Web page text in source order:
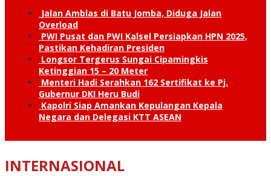
Jalan Amblas di Batu Jomba, Diduga Jalan
Overload
PWI Pusat dan PWI Kalsel Persiapkan HPN 2025,
Pastikan Kehadiran Presiden
Longsor Tergerus Sungai Cipamingkis
Ketinggian 15 – 20 Meter
Menteri Hadi Serahkan 162 Sertifikat ke Pj.
Gubernur DKI Heru Budi
Kapolri Siap Amankan Kepulangan Kepala
Negara dan Delegasi KTT ASEAN
INTERNASIONAL